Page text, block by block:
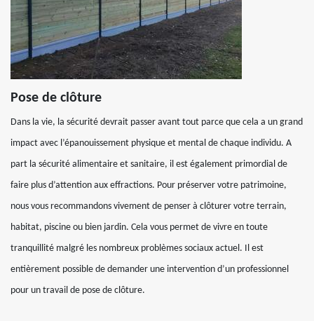
Pose de clôture
Dans la vie, la sécurité devrait passer avant tout parce que cela a un grand
impact avec l’épanouissement physique et mental de chaque individu. A
part la sécurité alimentaire et sanitaire, il est également primordial de
faire plus d’attention aux effractions. Pour préserver votre patrimoine,
nous vous recommandons vivement de penser à clôturer votre terrain,
habitat, piscine ou bien jardin. Cela vous permet de vivre en toute
tranquillité malgré les nombreux problèmes sociaux actuel. Il est
entièrement possible de demander une intervention d’un professionnel
pour un travail de pose de clôture.